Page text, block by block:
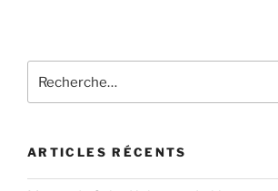
pour
ARTICLES RÉCENTS